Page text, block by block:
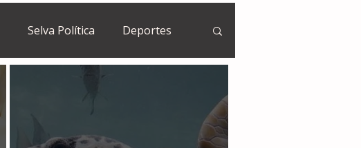
Selva Política Deportes